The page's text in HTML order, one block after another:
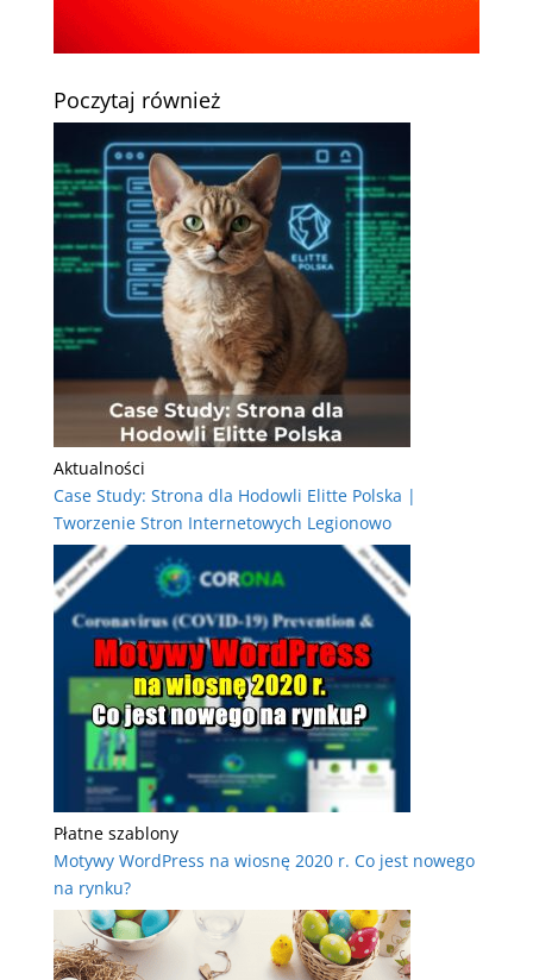
Poczytaj również
Aktualności
Case Study: Strona dla Hodowli Elitte Polska |
Tworzenie Stron Internetowych Legionowo
Płatne szablony
Motywy WordPress na wiosnę 2020 r. Co jest nowego
na rynku?